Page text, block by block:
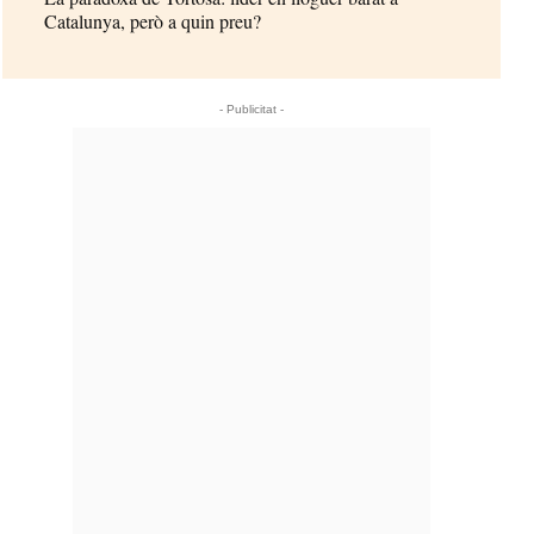
Catalunya, però a quin preu?
- Publicitat -